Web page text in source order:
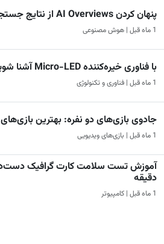
پنهان کردن AI Overviews از نتایج جستجوی گوگل
1 ماه قبل | هوش مصنوعی
با فناوری خیره‌کننده Micro-LED آشنا شوید
1 ماه قبل | فناوری و تکنولوژی
جادوی بازی‌های دو نفره: بهترین بازی‌های Co-Op آفلاین
1 ماه قبل | بازی‌های ویدیویی
دقیقه
1 ماه قبل | کامپیوتر